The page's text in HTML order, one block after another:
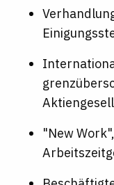
"New